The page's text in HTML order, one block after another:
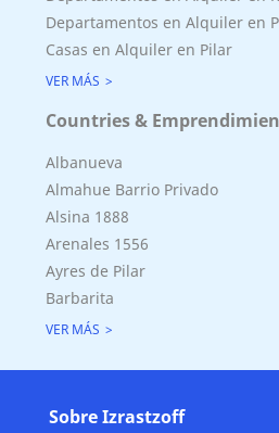
Departamentos en Alquiler en
Casas en Alquiler en Pilar
VER MÁS
Countries &
Albanueva
Almahue Barrio Privado
Alsina 1888
Arenales 1556
Ayres de Pilar
Barbarita
VER MÁS
Sobre Izrastzoff